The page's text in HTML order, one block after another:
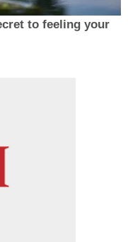
to feeling your